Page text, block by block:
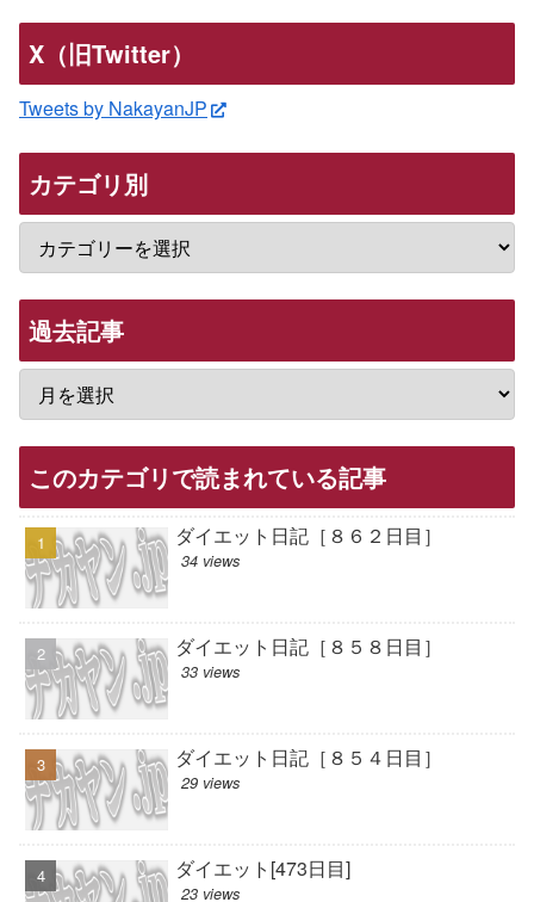
X（旧Twitter）
Tweets by NakayanJP
カテゴリ別
過去記事
このカテゴリで読まれている記事
ダイエット日記［８６２日目］
34 views
ダイエット日記［８５８日目］
33 views
ダイエット日記［８５４日目］
29 views
ダイエット[473日目]
23 views